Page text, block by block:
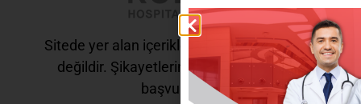
Sitede yer alan içerikler tanı ve tedavi amaçlı
değildir. Şikayetleriniz için doktorunuza
başvurunuz.